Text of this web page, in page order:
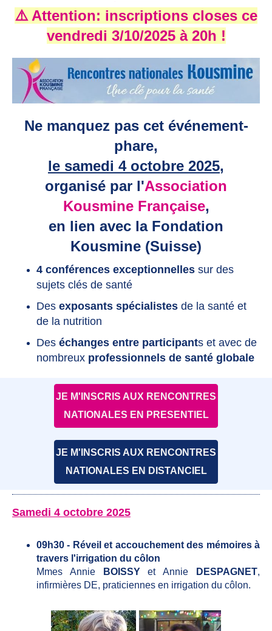
⚠️ Attention: inscriptions closes ce
vendredi 3/10/2025 à 20h !
Ne manquez pas cet événement-
phare,
le samedi 4 octobre 2025,
organisé par l'Association
Kousmine Française,
en lien avec la Fondation
Kousmine (Suisse)
4 conférences exceptionnelles sur des
sujets clés de santé
Des exposants spécialistes de la santé et
de la nutrition
Des échanges entre participants et avec de
nombreux professionnels de santé globale
JE M'INSCRIS AUX RENCONTRES
NATIONALES EN PRESENTIEL
JE M'INSCRIS AUX RENCONTRES
NATIONALES EN DISTANCIEL
Samedi 4 octobre 2025
09h30 - Réveil et accouchement des mémoires à
travers l'irrigation du côlon
Mmes Annie
BOISSYet Annie DESPAGNET,
infirmières DE, praticiennes en irrigation du côlon.